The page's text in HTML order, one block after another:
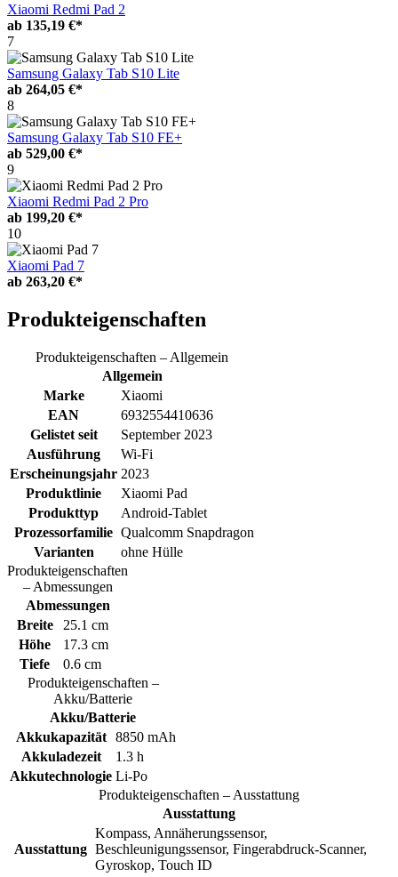
Xiaomi Redmi Pad 2
ab 135,19 €*
7
Samsung Galaxy Tab S10 Lite
ab 264,05 €*
8
Samsung Galaxy Tab S10 FE+
ab 529,00 €*
9
Xiaomi Redmi Pad 2 Pro
ab 199,20 €*
10
Xiaomi Pad 7
ab 263,20 €*
Produkteigenschaften
Produkteigenschaften – Allgemein
Allgemein
Marke
Xiaomi
EAN
6932554410636
Gelistet seit
September 2023
Ausführung
Wi-Fi
Erscheinungsjahr 2023
Produktlinie
Xiaomi Pad
Produkttyp
Android-Tablet
Prozessorfamilie Qualcomm Snapdragon
Varianten
ohne Hülle
Produkteigenschaften
– Abmessungen
Abmessungen
Breite
25.1 cm
Höhe
17.3 cm
Tiefe
0.6 cm
Produkteigenschaften –
Akku/Batterie
Akku/Batterie
Akkukapazität
8850 mAh
Akkuladezeit
1.3 h
Akkutechnologie Li-Po
Produkteigenschaften – Ausstattung
Ausstattung
Ausstattung
Kompass, Annäherungssensor,
Beschleunigungssensor, Fingerabdruck-Scanner,
Gyroskop, Touch ID